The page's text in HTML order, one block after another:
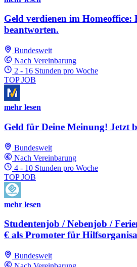
Geld verdienen im
beantworten.
Bundesweit
Nach Vereinbarung
2 - 16 Stunden pro Woche
TOP JOB
mehr lesen
Geld für Deine Meinung! Jetzt
Bundesweit
Nach Vereinbarung
4 - 10 Stunden pro Woche
TOP JOB
mehr lesen
Studentenjob / Nebenjob /
€ als Promoter für
Bundesweit